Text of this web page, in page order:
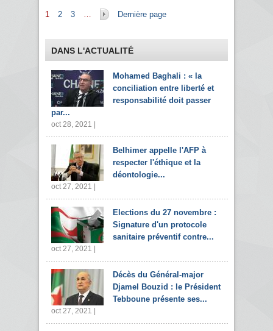
Pages
1 2 3 … Dernière page
DANS L'ACTUALITÉ
Mohamed Baghali : « la
conciliation entre liberté et
responsabilité doit passer
par...
oct 28, 2021 |
Belhimer appelle l'AFP à
respecter l'éthique et la
déontologie...
oct 27, 2021 |
Elections du 27 novembre :
Signature d'un protocole
sanitaire préventif contre...
oct 27, 2021 |
Décès du Général-major
Djamel Bouzid : le Président
Tebboune présente ses...
oct 27, 2021 |